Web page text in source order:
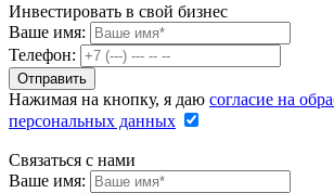
Инвестировать в свой бизнес
Ваше имя:
Телефон:
Нажимая на кнопку, я даю согласие на
персональных данных
Связаться с нами
Ваше имя: